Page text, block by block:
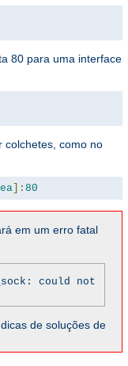
80 para uma interface
colchetes, como no
]: 80
em um erro fatal
could not
de soluções de